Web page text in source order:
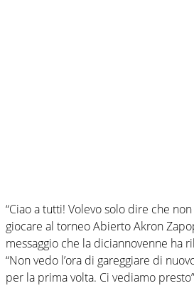
“Ciao a tutti! Volevo solo dire che
giocare al torneo Abierto Akron
messaggio che la diciannovenne ha
“Non vedo l’ora di gareggiare di
per la prima volta. Ci vediamo